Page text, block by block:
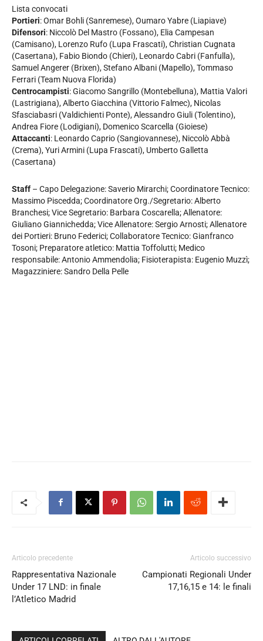
Lista convocati
Portieri: Omar Bohli (Sanremese), Oumaro Yabre (Liapiave)
Difensori: Niccolò Del Mastro (Fossano), Elia Campesan
(Camisano), Lorenzo Rufo (Lupa Frascati), Christian Cugnata
(Casertana), Fabio Biondo (Chieri), Leonardo Cabri (Fanfulla),
Samuel Angerer (Brixen), Stefano Albani (Mapello), Tommaso
Ferrari (Team Nuova Florida)
Centrocampisti: Giacomo Sangrillo (Montebelluna), Mattia Valori
(Lastrigiana), Alberto Giacchina (Vittorio Falmec), Nicolas
Sfasciabasri (Valdichienti Ponte), Alessandro Giuli (Tolentino),
Andrea Fiore (Lodigiani), Domenico Scarcella (Gioiese)
Attaccanti: Leonardo Caprio (Sangiovannese), Niccolò Abbà
(Crema), Yuri Armini (Lupa Frascati), Umberto Galletta
(Casertana)
Staff – Capo Delegazione: Saverio Mirarchi; Coordinatore Tecnico:
Massimo Piscedda; Coordinatore Org./Segretario: Alberto
Branchesi; Vice Segretario: Barbara Coscarella; Allenatore:
Giuliano Giannichedda; Vice Allenatore: Sergio Arnosti; Allenatore
dei Portieri: Bruno Federici; Collaboratore Tecnico: Gianfranco
Tosoni; Preparatore atletico: Mattia Toffolutti; Medico
responsabile: Antonio Ammendolia; Fisioterapista: Eugenio Muzzì;
Magazziniere: Sandro Della Pelle
Articolo precedente
Rappresentativa Nazionale
Under 17 LND: in finale
l’Atletico Madrid
Articolo successivo
Campionati Regionali Under
17,16,15 e 14: le finali